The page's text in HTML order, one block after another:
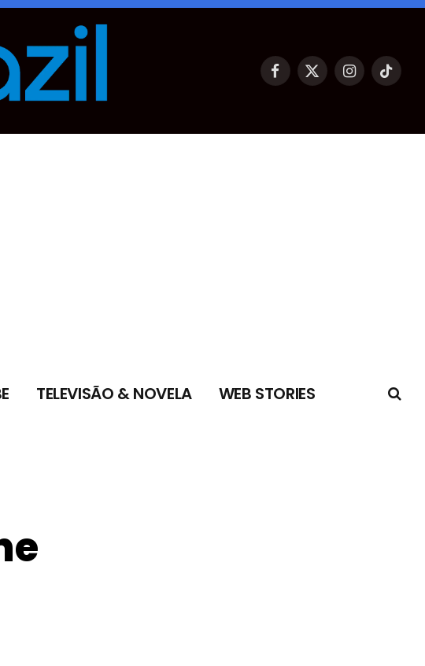
Facebook
X
Instagram
TikTok
TELEVISÃO & NOVELA WEB STORIES